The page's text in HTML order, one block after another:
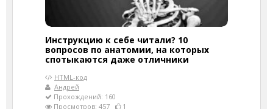
Инструкцию к себе читали? 10
вопросов по анатомии, на которых
спотыкаются даже отличники
HTML-код
Андрей
Прохождений: 160
Просмотров: 457
1